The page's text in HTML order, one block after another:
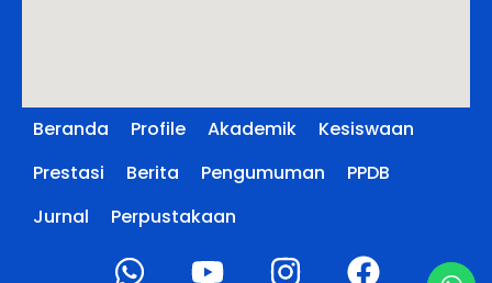
Beranda Profile Akademik
Kesiswaan
Prestasi
Berita Pengumuman
PPDB
Jurnal
Perpustakaan